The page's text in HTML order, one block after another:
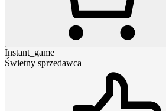
Instant_game
Świetny sprzedawca